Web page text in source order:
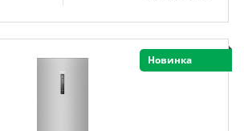
Новинка